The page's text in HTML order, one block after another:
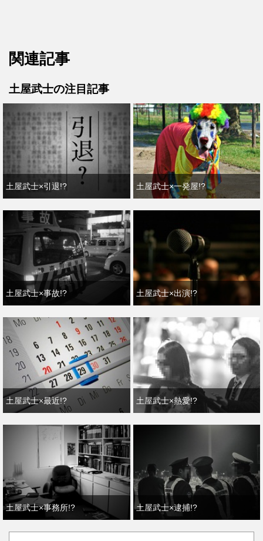
関連記事
土屋武士の注目記事
土屋武士×引退!? 土屋武士×一発屋!?
土屋武士×事故!? 土屋武士×出演!?
土屋武士×最近!? 土屋武士×熱愛!?
土屋武士×事務所!? 土屋武士×逮捕!?